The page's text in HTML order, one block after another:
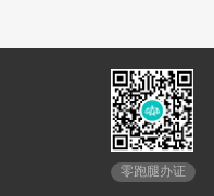
零跑腿办证